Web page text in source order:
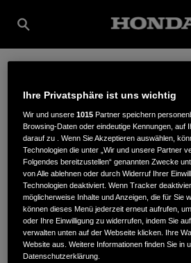
AUERBACH
HEIKO
Obere Bahnhofstraße 9-11
Ihre Privatsphäre ist uns wichtig
Wir und unsere1015 Partner speichern
Browsing-Daten oder eindeutige Kennungen, auf
darauf zu . Wenn Sie Akzeptieren auswählen,
Technologien die unter „Wir und unsere Partner
Folgendes bereitzustellen“ genannten Zwecke
von Alle ablehnen oder durch Widerruf Ihrer
Technologien deaktiviert. Wenn Tracker
möglicherweise Inhalte und Anzeigen, die für Sie
können dieses Menü jederzeit erneut aufrufen,
oder Ihre Einwilligung zu widerrufen, indem Sie
verwalten unten auf der Webseite klicken. Ihre
Website aus. Weitere Informationen finden Sie in
Datenschutzerklärung.